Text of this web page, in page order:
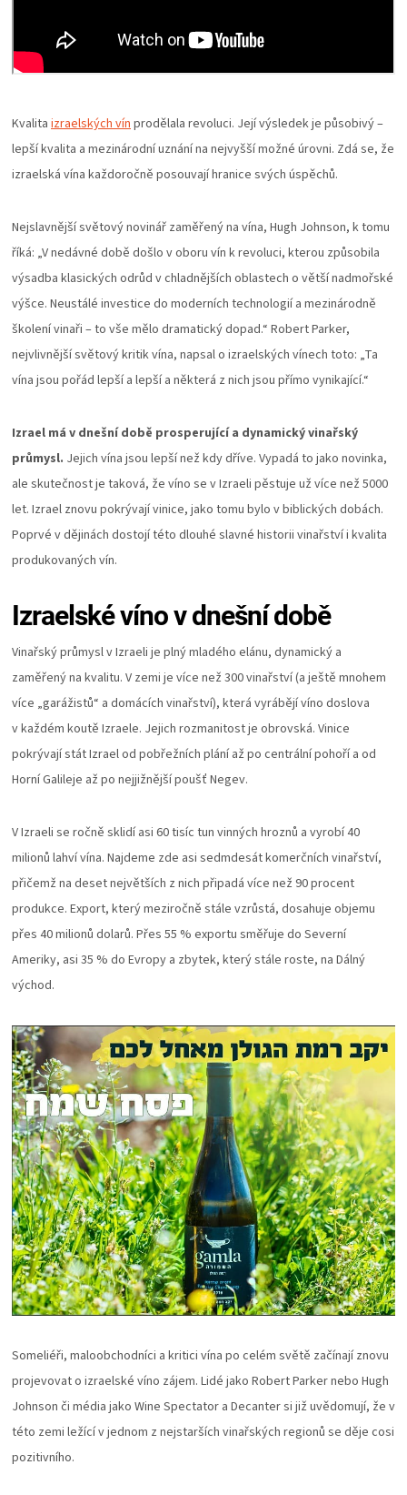
MASA
VENKOVNÍ
KUCHYNĚ
KNIHY
O
GRILOVÁNÍ
HAVAJSKÉ
VÍNO
DÁRKOVÉ
POUKAZY
ZNAČKY
MĚNA
(CZK)
PŘIHLÁŠENÍ
Kvalita izraelských vín prodělala revoluci. Její výsledek je působivý –
lepší kvalita a mezinárodní uznání na nejvyšší možné úrovni. Zdá se, že
izraelská vína každoročně posouvají hranice svých úspěchů.
Nejslavnější světový novinář zaměřený na vína, Hugh Johnson, k tomu
říká: „V nedávné době došlo v oboru vín k revoluci, kterou způsobila
výsadba klasických odrůd v chladnějších oblastech o větší nadmořské
výšce. Neustálé investice do moderních technologií a mezinárodně
školení vinaři – to vše mělo dramatický dopad.“ Robert Parker,
nejvlivnější světový kritik vína, napsal o izraelských vínech toto: „Ta
vína jsou pořád lepší a lepší a některá z nich jsou přímo vynikající.“
Izrael má v dnešní době prosperující a dynamický vinařský
průmysl. Jejich vína jsou lepší než kdy dříve. Vypadá to jako novinka,
ale skutečnost je taková, že víno se v Izraeli pěstuje už více než 5000
let. Izrael znovu pokrývají vinice, jako tomu bylo v biblických dobách.
Poprvé v dějinách dostojí této dlouhé slavné historii vinařství i kvalita
produkovaných vín.
Izraelské víno v dnešní době
Vinařský průmysl v Izraeli je plný mladého elánu, dynamický a
zaměřený na kvalitu. V zemi je více než 300 vinařství (a ještě mnohem
více „garážistů“ a domácích vinařství), která vyrábějí víno doslova
v každém koutě Izraele. Jejich rozmanitost je obrovská. Vinice
pokrývají stát Izrael od pobřežních plání až po centrální pohoří a od
Horní Galileje až po nejjižnější poušť Negev.
V Izraeli se ročně sklidí asi 60 tisíc tun vinných hroznů a vyrobí 40
milionů lahví vína. Najdeme zde asi sedmdesát komerčních vinařství,
přičemž na deset největších z nich připadá více než 90 procent
produkce. Export, který meziročně stále vzrůstá, dosahuje objemu
přes 40 milionů dolarů. Přes 55 % exportu směřuje do Severní
Ameriky, asi 35 % do Evropy a zbytek, který stále roste, na Dálný
východ.
Someliéři, maloobchodníci a kritici vína po celém světě začínají znovu
projevovat o izraelské víno zájem. Lidé jako Robert Parker nebo Hugh
Johnson či média jako Wine Spectator a Decanter si již uvědomují, že v
této zemi ležící v jednom z nejstarších vinařských regionů se děje cosi
pozitivního.